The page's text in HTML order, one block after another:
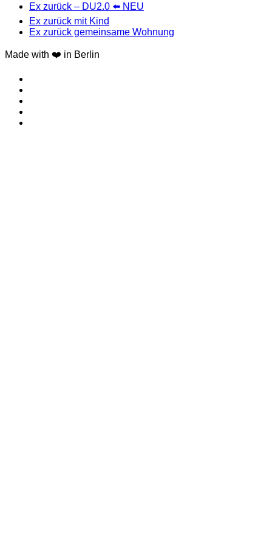
Ex zurück – DU2.0 ⬅️ NEU
Ex zurück mit Kind
Ex zurück gemeinsame Wohnung
Made with ❤️ in Berlin